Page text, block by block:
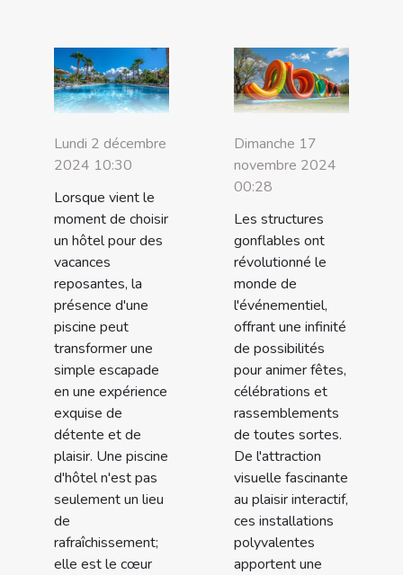
Lundi 2 décembre
2024 10:30
Lorsque vient le
moment de choisir
un hôtel pour des
vacances
reposantes, la
présence d'une
piscine peut
transformer une
simple escapade
en une expérience
exquise de
détente et de
plaisir. Une piscine
d'hôtel n'est pas
seulement un lieu
de
rafraîchissement;
elle est le cœur
Dimanche 17
novembre 2024
00:28
Les structures
gonflables ont
révolutionné le
monde de
l'événementiel,
offrant une infinité
de possibilités
pour animer fêtes,
célébrations et
rassemblements
de toutes sortes.
De l'attraction
visuelle fascinante
au plaisir interactif,
ces installations
polyvalentes
apportent une